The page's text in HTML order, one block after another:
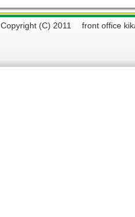
Copyright (C) 2011 front office